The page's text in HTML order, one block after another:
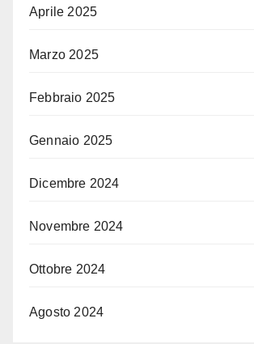
Aprile 2025
Marzo 2025
Febbraio 2025
Gennaio 2025
Dicembre 2024
Novembre 2024
Ottobre 2024
Agosto 2024